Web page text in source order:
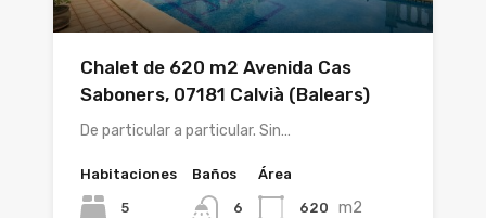
Chalet de 620 m2 Avenida Cas
Saboners, 07181 Calvià (Balears)
De particular a particular. Sin…
Habitaciones
5
Baños
6
Área
620 m2